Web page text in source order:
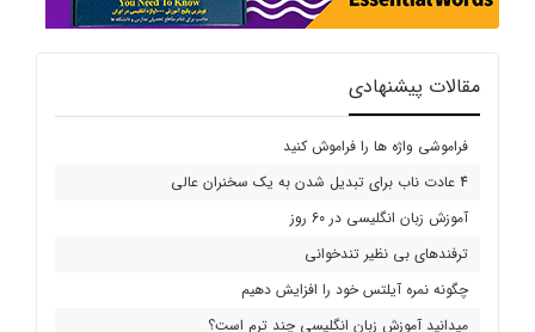
مقالات پیشنهادی
فراموشی واژه ها را فراموش کنید
4 عادت ناب برای تبدیل شدن به یک سخنران عالی
آموزش زبان انگلیسی در 60 روز
ترفندهای بی نظیر تندخوانی
چگونه نمره آیلتس خود را افزایش دهیم
میدانید آموزش زبان انگلیسی چند ترم است؟